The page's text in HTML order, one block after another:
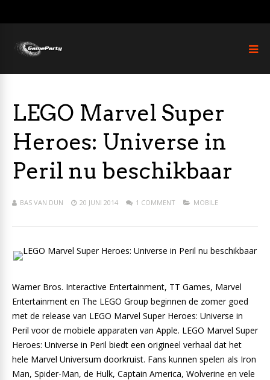
LEGO Marvel Super
Heroes: Universe in
Peril nu beschikbaar
BAS VAN DUN 20 JUNI 2014 1 COMMENT MOBILE
Warner Bros. Interactive Entertainment, TT Games, Marvel
Entertainment en The LEGO Group beginnen de zomer goed
met de release van LEGO Marvel Super Heroes: Universe in
Peril voor de mobiele apparaten van Apple. LEGO Marvel Super
Heroes: Universe in Peril biedt een origineel verhaal dat het
hele Marvel Universum doorkruist. Fans kunnen spelen als Iron
Man, Spider-Man, de Hulk, Captain America, Wolverine en vele